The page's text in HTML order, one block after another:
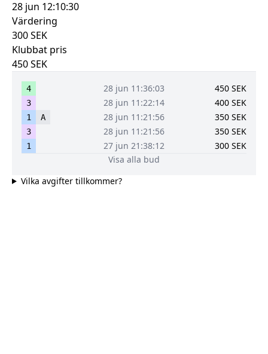
28 jun 12:10:30
Värdering
300SEK
Klubbat pris
450SEK
4 28 jun 11:36:03 450 SEK
3 28 jun 11:22:14 400 SEK
1 A 28 jun 11:21:56 350 SEK
3 28 jun 11:21:56 350 SEK
1 27 jun 21:38:12 300 SEK
Visa alla bud
Vilka avgifter tillkommer?